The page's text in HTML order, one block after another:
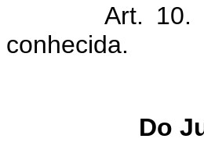
Art. 10. A
conhecida.
Do